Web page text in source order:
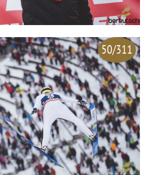
50/311